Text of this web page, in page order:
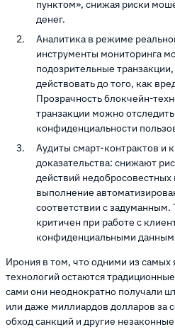
пунктом», снижая риски
денег.
Аналитика в режиме
инструменты мониторинга
подозрительные
действовать до того, как
Прозрачность блокчейн-
транзакции можно
конфиденциальности
Аудиты смарт-контрактов и
доказательства: снижают
действий
выполнение
соответствии с задуманным.
критичен при работе с
конфиденциальными
Ирония в том, что одними из
технологий остаются
сами они неоднократно получали
или даже миллиардов долларов за
обход санкций и другие